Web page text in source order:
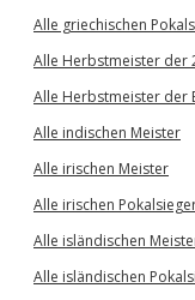
Alle griechischen
Alle Herbstmeister der
Alle Herbstmeister der
Alle indischen Meister
Alle irischen Meister
Alle irischen
Alle isländischen
Alle isländischen